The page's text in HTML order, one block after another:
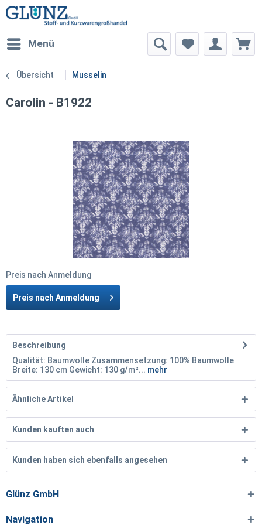
Menü
Übersicht Musselin
Carolin - B1922
Preis nach Anmeldung
Preis nach Anmeldung
Beschreibung
Qualität: Baumwolle Zusammensetzung: 100% Baumwolle
Breite: 130 cm Gewicht: 130 g/m²... mehr
Ähnliche Artikel
Kunden kauften auch
Kunden haben sich ebenfalls angesehen
Glünz GmbH
Navigation